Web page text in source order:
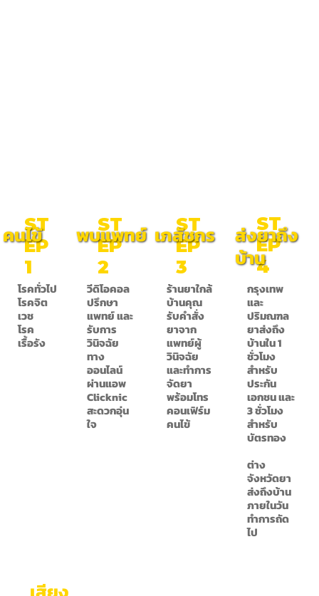
ST
EP
1
ST
EP
2
ST
EP
3
ST
EP
4
คนไข้ พบแพทย์ เภสัชกร
ส่งยาถึง
บ้าน
โรคทั่วไป
โรคจิต
เวช
โรค
เรื้อรัง
วีดิโอคอล
ปรึกษา
แพทย์ และ
รับการ
วินิจฉัย
ทาง
ออนไลน์
ผ่านแอพ
Clicknic
สะดวกอุ่น
ใจ
ร้านยาใกล้
บ้านคุณ
รับคำสั่ง
ยาจาก
แพทย์ผู้
วินิจฉัย
และทำการ
จัดยา
พร้อมโทร
คอนเฟิร์ม
คนไข้
กรุงเทพ
และ
ปริมณฑล
ยาส่งถึง
บ้านใน 1
ชั่วโมง
สำหรับ
ประกัน
เอกชน และ
3 ชั่วโมง
สำหรับ
บัตรทอง
ต่าง
จังหวัดยา
ส่งถึงบ้าน
ภายในวัน
ทำการถัด
ไป